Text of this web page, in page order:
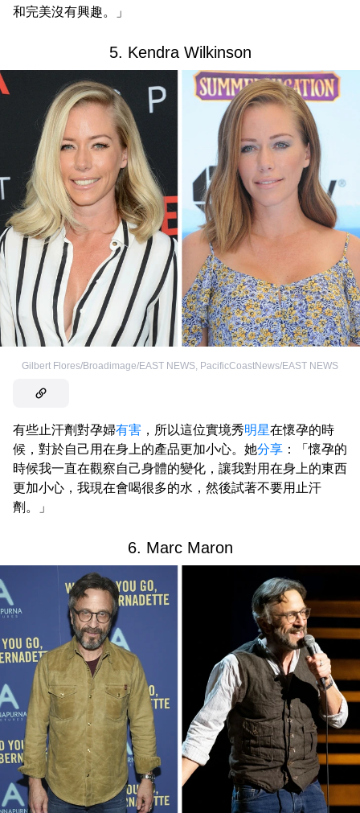
和完美沒有興趣。」
5. Kendra Wilkinson
Gilbert Flores/Broadimage/EAST NEWS, PacificCoastNews/EAST NEWS
有些止汗劑對孕婦有害 ，所以這位實境秀明星在懷孕的時
候，對於自己用在身上的產品更加小心。她分享 ：「懷孕的
時候我一直在觀察自己身體的變化，讓我對用在身上的東西
更加小心，我現在會喝很多的水，然後試著不要用止汗
劑。」
6. Marc Maron